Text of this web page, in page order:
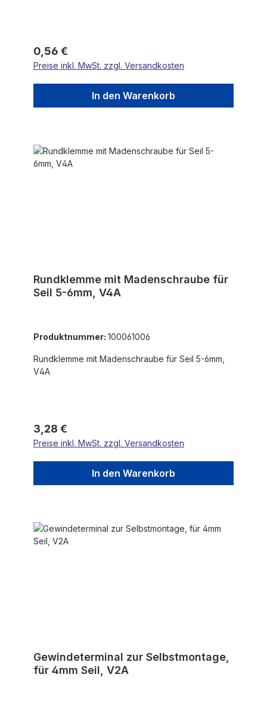
Regulärer Preis:
0,56 €
Preise inkl. MwSt. zzgl. Versandkosten
In den Warenkorb
Rundklemme mit Madenschraube für
Seil 5-6mm, V4A
Produktnummer: 100061006
Rundklemme mit Madenschraube für Seil 5-6mm,
V4A
Regulärer Preis:
3,28 €
Preise inkl. MwSt. zzgl. Versandkosten
In den Warenkorb
Gewindeterminal zur Selbstmontage,
für 4mm Seil, V2A